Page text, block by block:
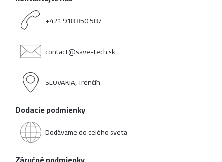
+421 918 850 587
contact@save-tech.sk
SLOVAKIA, Trenčín
Dodacie podmienky
Dodávame do celého sveta